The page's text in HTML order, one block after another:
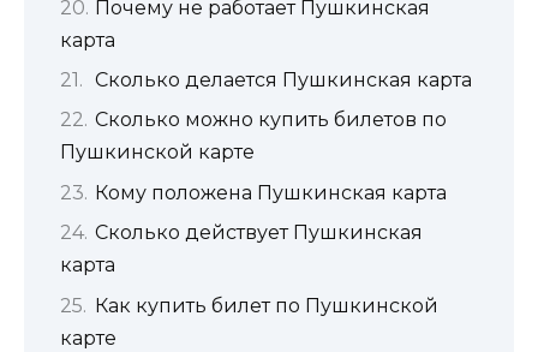
Почему не работает Пушкинская
карта
Сколько делается Пушкинская карта
Сколько можно купить билетов по
Пушкинской карте
Кому положена Пушкинская карта
Сколько действует Пушкинская
карта
Как купить билет по Пушкинской
карте